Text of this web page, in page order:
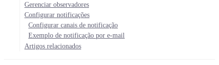
Gerenciar observadores
Configurar notificações
Configurar canais de notificação
Exemplo de notificação por e-mail
Artigos relacionados